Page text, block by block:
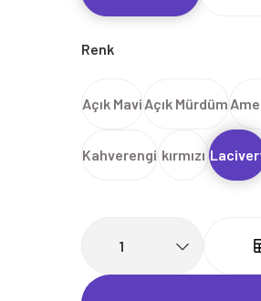
Renk
Açık Mavi Açık Mürdüm
Kahverengi kırmızı